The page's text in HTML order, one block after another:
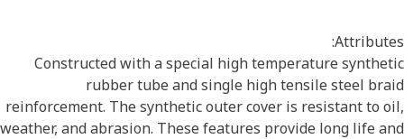
Constructed with a special high temperature
rubber tube and single high tensile steel
reinforcement. The synthetic outer cover is resistant to
weather, and abrasion. These features provide long life